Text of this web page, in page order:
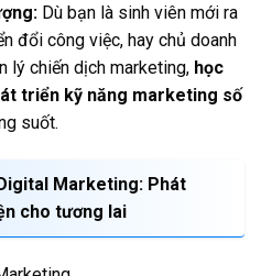
Dù bạn là sinh viên mới ra
đổi công việc, hay chủ doanh
lý chiến dịch marketing, học
triển kỹ năng marketing số
suốt.
Marketing: Phát
cho tương lai